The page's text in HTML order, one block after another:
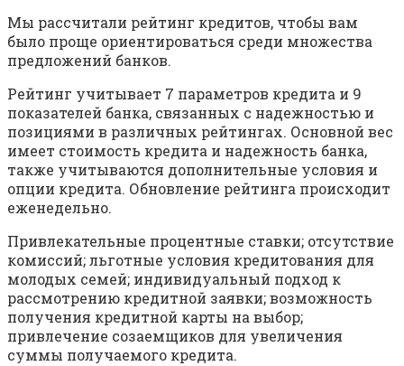
Мы рассчитали рейтинг кредитов, чтобы вам
было проще ориентироваться среди множества
предложений банков.
Рейтинг учитывает 7 параметров кредита и 9
показателей банка, связанных с надежностью и
позициями в различных рейтингах. Основной вес
имеет стоимость кредита и надежность банка,
также учитываются дополнительные условия и
опции кредита. Обновление рейтинга происходит
еженедельно.
Привлекательные процентные ставки; отсутствие
комиссий; льготные условия кредитования для
молодых семей; индивидуальный подход к
рассмотрению кредитной заявки; возможность
получения кредитной карты на выбор;
привлечение созаемщиков для увеличения
суммы получаемого кредита.